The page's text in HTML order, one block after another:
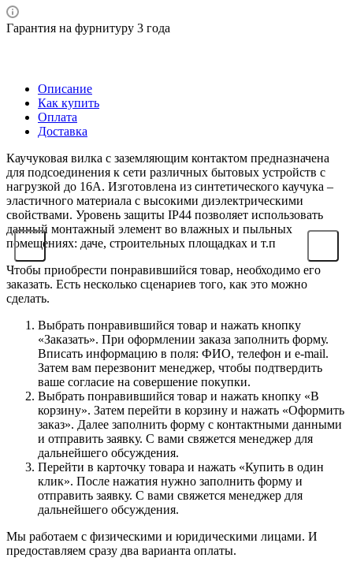
Гарантия на фурнитуру 3 года
Описание
Как купить
Оплата
Доставка
Каучуковая вилка с заземляющим контактом предназначена
для подсоединения к сети различных бытовых устройств с
нагрузкой до 16А. Изготовлена из синтетического каучука –
эластичного материала с высокими диэлектрическими
свойствами. Уровень защиты IP44 позволяет использовать
данный монтажный элемент во влажных и пыльных
помещениях: даче, строительных площадках и т.п
Чтобы приобрести понравившийся товар, необходимо его
заказать. Есть несколько сценариев того, как это можно
сделать.
Выбрать понравившийся товар и нажать кнопку
«Заказать». При оформлении заказа заполнить форму.
Вписать информацию в поля: ФИО, телефон и e-mail.
Затем вам перезвонит менеджер, чтобы подтвердить
ваше согласие на совершение покупки.
Выбрать понравившийся товар и нажать кнопку «В
корзину». Затем перейти в корзину и нажать «Оформить
заказ». Далее заполнить форму с контактными данными
и отправить заявку. С вами свяжется менеджер для
дальнейшего обсуждения.
Перейти в карточку товара и нажать «Купить в один
клик». После нажатия нужно заполнить форму и
отправить заявку. С вами свяжется менеджер для
дальнейшего обсуждения.
Мы работаем с физическими и юридическими лицами. И
предоставляем сразу два варианта оплаты.